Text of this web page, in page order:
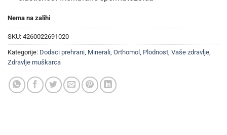
Nema na zalihi
SKU: 4260022691020
Kategorije: Dodaci prehrani, Minerali, Orthomol , Plodnost, Vaše zdravlje,
Zdravlje muškarca